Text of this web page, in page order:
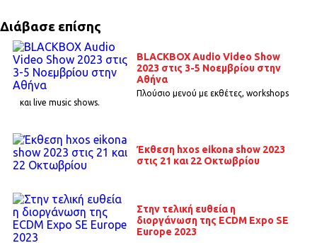
Διάβασε επίσης
BLACKBOX Audio Video Show
2023 στις 3-5 Νοεμβρίου στην
Αθήνα
Πλούσιο μενού με εκθέτες, workshops
και live music shows.
Έκθεση hxos eikona show 2023
στις 21 και 22 Οκτωβρίου
Στην τελική ευθεία η
διοργάνωση της ECDM Expo SE
Europe 2023